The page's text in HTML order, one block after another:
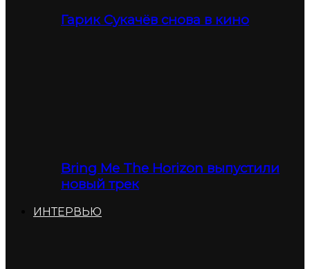
Гарик Сукачёв снова в кино
Bring Me The Horizon выпустили
новый трек
ИНТЕРВЬЮ